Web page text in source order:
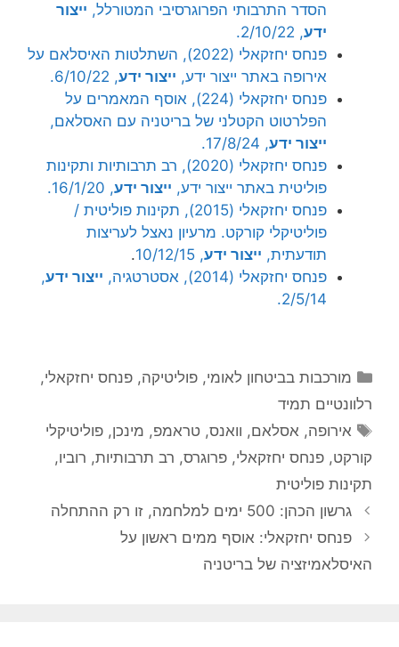
הסדר התרבותי הפרוגרסיבי המטורלל, ייצור
ידע, 2/10/22.
פנחס יחזקאלי (2022), השתלטות האיסלאם על
אירופה באתר ייצור ידע, ייצור ידע, 6/10/22.
פנחס יחזקאלי (224), אוסף המאמרים על
הפלרטוט הקטלני של בריטניה עם האסלאם,
ייצור ידע, 17/8/24.
פנחס יחזקאלי (2020), רב תרבותיות ותקינות
פוליטית באתר ייצור ידע, ייצור ידע, 16/1/20.
פנחס יחזקאלי (2015), תקינות פוליטית /
פוליטיקלי קורקט. מרעיון נאצל לעריצות
תודעתית, ייצור ידע, 10/12/15
.
פנחס יחזקאלי (2014), אסטרטגיה,
ייצור ידע,
2/5/14.
קטגוריות
מורכבות בביטחון לאומי,פוליטיקה,פנחס יחזקאלי,
רלוונטיים תמיד
תגיות
אירופה, אסלאם, וואנס,טראמפ, מינכן,פוליטיקלי
קורקט, פנחס יחזקאלי, פרוגרס, רב תרבותיות, רוביו,
תקינות פוליטית
גרשון הכהן: 500 ימים למלחמה, זו רק ההתחלה
פנחס יחזקאלי: אוסף ממים ראשון על
האיסלאמיזציה של בריטניה